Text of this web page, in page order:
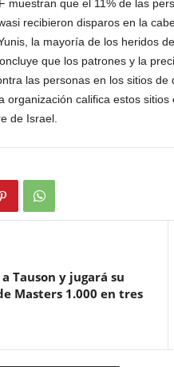
muestran que el 11% de las
recibieron disparos en la
la mayoría de los heridos
que los patrones y la
las personas en los sitios
organización califica estos
de Israel.
Tauson y jugará su
Masters 1.000 en tres